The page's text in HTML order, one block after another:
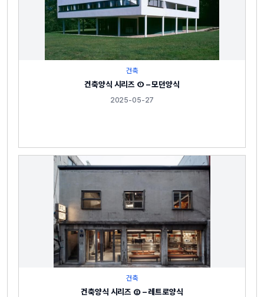
건축
건축양식 시리즈 ① – 모던양식
2025-05-27
건축
건축양식 시리즈 ② – 레트로양식